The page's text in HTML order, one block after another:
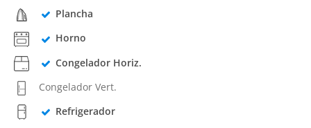
Plancha
Horno
Congelador Horiz.
Congelador Vert.
Refrigerador